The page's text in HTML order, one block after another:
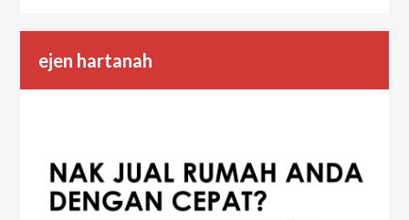
ejen hartanah